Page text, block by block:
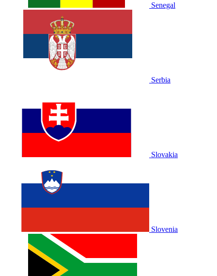
Senegal
Serbia
Slovakia
Slovenia